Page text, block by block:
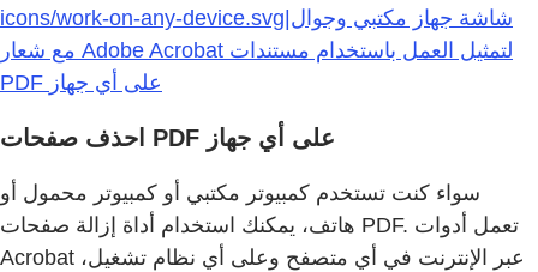
icons/work-on-any-device.svg|شاشة جهاز مكتبي وجوال
مع شعار Adobe Acrobat لتمثيل العمل باستخدام مستندات
PDF على أي جهاز
احذف صفحات PDF على أي جهاز
سواء كنت تستخدم كمبيوتر مكتبي أو كمبيوتر محمول أو
هاتف، يمكنك استخدام أداة إزالة صفحات PDF. تعمل أدوات
Acrobat عبر الإنترنت في أي متصفح وعلى أي نظام تشغيل،